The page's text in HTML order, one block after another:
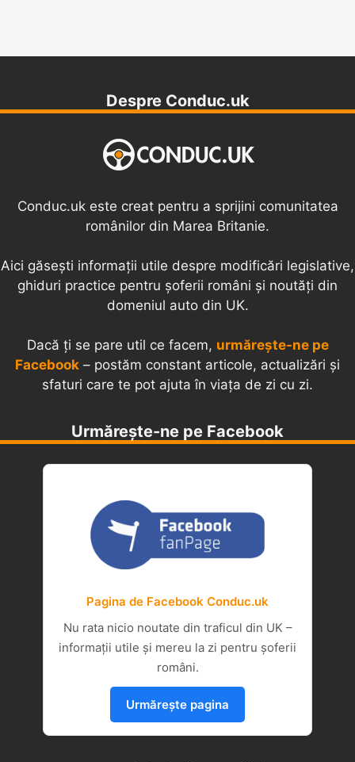
Despre Conduc.uk
Conduc.uk este creat pentru a sprijini comunitatea
românilor din Marea Britanie.
Aici găsești informații utile despre modificări legislative,
ghiduri practice pentru șoferii români și noutăți din
domeniul auto din UK.
Dacă ți se pare util ce facem, urmărește-ne pe
Facebook – postăm constant articole, actualizări și
sfaturi care te pot ajuta în viața de zi cu zi.
Urmărește-ne pe Facebook
Pagina de Facebook Conduc.uk
Nu rata nicio noutate din traficul din UK –
informații utile și mereu la zi pentru șoferii
români.
Urmărește pagina